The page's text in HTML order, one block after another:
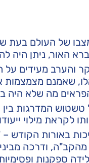
של העולם
ניתן היה
והערב מעידים על
שאמנם מצמצמות
מה שלא היה
המדרגות
מילוי
באורות הקודש
ודרכה
ספקנות